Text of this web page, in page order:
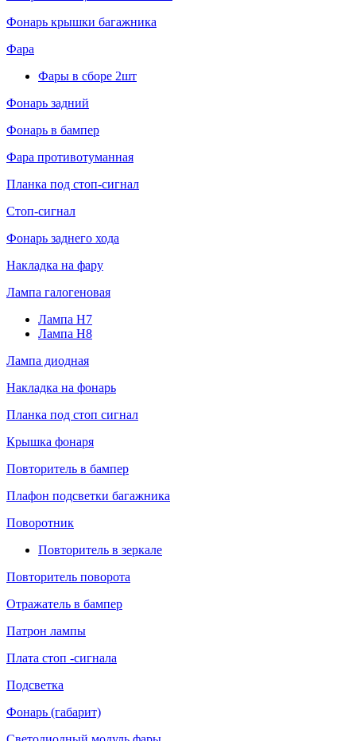
Фонарь крышки багажника
Фара
Фары в сборе 2шт
Фонарь задний
Фонарь в бампер
Фара противотуманная
Планка под стоп-сигнал
Стоп-сигнал
Фонарь заднего хода
Накладка на фару
Лампа галогеновая
Лампа H7
Лампа H8
Лампа диодная
Накладка на фонарь
Планка под стоп сигнал
Крышка фонаря
Повторитель в бампер
Плафон подсветки багажника
Поворотник
Повторитель в зеркале
Повторитель поворота
Отражатель в бампер
Патрон лампы
Плата стоп -сигнала
Подсветка
Фонарь (габарит)